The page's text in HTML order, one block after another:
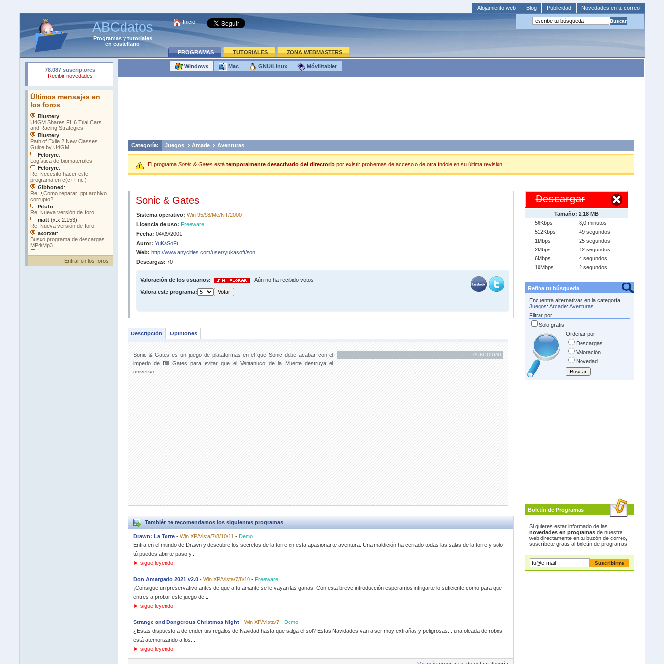
Alojamiento web Blog Publicidad Novedades en tu correo
ABCdatos
Programasytutoriales
en castellano
Inicio
PROGRAMAS TUTORIALES ZONA WEBMASTERS
Entrar en los foros
Windows Mac GNU/Linux Móvil/tablet
Categoría: Juegos Arcade Aventuras
El programa Sonic & Gatesestá temporalmente desactivado del directoriopor existir problemas de acceso o de otra índole en su última revisión.
Sonic & Gates
Sistema operativo: Win 95/98/Me/NT/2000
Licencia de uso: Freeware
Fecha: 04/09/2001
Autor: YuKaSoFt
Web: http://www.anycities.com/user/yukasoft/son...
Descargas: 70
Valoración de los usuarios: Aún no ha recibido votos
Valora este programa:
Descripción Opiniones
PUBLICIDAD
Sonic & Gates es un juego de plataformas en el que Sonic debe acabar con el
imperio de Bill Gates para evitar que el Ventanuco de la Muerte destruya el
universo.
También te recomendamos los siguientes programas
Drawn: La Torre- Win XP/Vista/7/8/10/11 - Demo
Entra en el mundo de Drawn y descubre los secretos de la torre en esta apasionante aventura. Una maldición ha cerrado todas las salas de la torre y sólo
tú puedes abrirte paso y...
► sigue leyendo
Don Amargado 2021 v2.0- Win XP/Vista/7/8/10- Freeware
¡Consigue un preservativo antes de que a tu amante se le vayan las ganas! Con esta breve introducción esperamos intrigarte lo suficiente como para que
entres a probar este juego de...
► sigue leyendo
Strange and Dangerous Christmas Night- Win XP/Vista/7- Demo
¿Estas dispuesto a defender tus regalos de Navidad hasta que salga el sol? Estas Navidades van a ser muy extrañas y peligrosas... una oleada de robos
está atemorizando a los...
► sigue leyendo
Descargar
Tamaño: 2,18 MB
56Kbps
8,0 minutos
512Kbps
49 segundos
1Mbps
25 segundos
2Mbps
12 segundos
6Mbps
4 segundos
10Mbps
2 segundos
Refina tu búsqueda
Encuentra alternativas en la categoría
Juegos: Arcade: Aventuras
Filtrar por
Solo gratis
Ordenar por
Descargas
Valoración
Novedad
Boletín de Programas
Si quieres estar informado de las
novedades en programasde nuestra
web directamente en tu buzón de correo,
suscríbete gratis al boletín de programas.